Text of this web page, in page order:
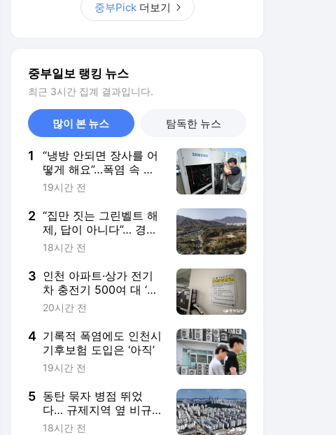
중부Pick 더보기
중부일보 랭킹 뉴스
최근 3시간 집계 결과입니다.
많이 본 뉴스 탐독한 뉴스
1
“냉방 안되면 장사를 어
떻게 해요”…폭염 속 고
장난 에어컨 수리 대기
19시간 전
2 “집만 짓는 그린벨트 해
제, 답이 아니다”… 경기
지자체들 권한 확대 요
18시간 전
3 인천 아파트·상가 전기
차 충전기 500여 대 ‘먹
통’...사업자 “경영 어려
20시간 전
4 기록적 폭염에도 인천시
기후보험 도입은 ‘아직’
19시간 전
5 동탄 묶자 병점 뛰었
다… 규제지역 옆 비규
제지 풍선효과 뚜렷
18시간 전